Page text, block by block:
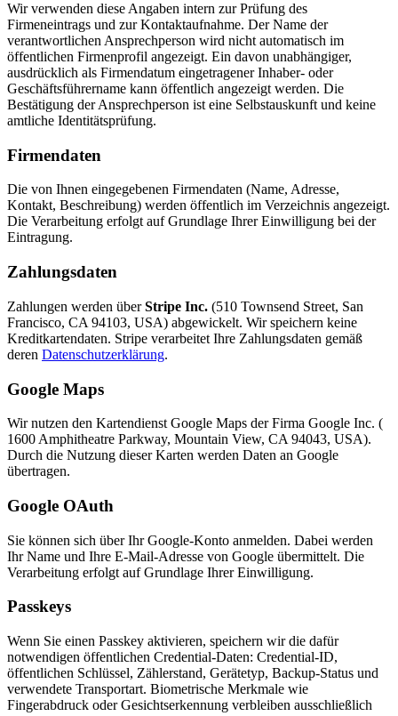
Wir verwenden diese Angaben intern zur Prüfung des
Firmeneintrags und zur Kontaktaufnahme. Der Name der
verantwortlichen Ansprechperson wird nicht automatisch im
öffentlichen Firmenprofil angezeigt. Ein davon unabhängiger,
ausdrücklich als Firmendatum eingetragener Inhaber- oder
Geschäftsführername kann öffentlich angezeigt werden. Die
Bestätigung der Ansprechperson ist eine Selbstauskunft und keine
amtliche Identitätsprüfung.
Firmendaten
Die von Ihnen eingegebenen Firmendaten (Name, Adresse,
Kontakt, Beschreibung) werden öffentlich im Verzeichnis angezeigt.
Die Verarbeitung erfolgt auf Grundlage Ihrer Einwilligung bei der
Eintragung.
Zahlungsdaten
Zahlungen werden überStripe Inc. (510 Townsend Street, San
Francisco, CA 94103, USA) abgewickelt. Wir speichern keine
Kreditkartendaten. Stripe verarbeitet Ihre Zahlungsdaten gemäß
deren Datenschutzerklärung.
Google Maps
Wir nutzen den Kartendienst Google Maps der Firma Google Inc. (
1600 Amphitheatre Parkway, Mountain View, CA 94043, USA).
Durch die Nutzung dieser Karten werden Daten an Google
übertragen.
Google OAuth
Sie können sich über Ihr Google-Konto anmelden. Dabei werden
Ihr Name und Ihre E-Mail-Adresse von Google übermittelt. Die
Verarbeitung erfolgt auf Grundlage Ihrer Einwilligung.
Passkeys
Wenn Sie einen Passkey aktivieren, speichern wir die dafür
notwendigen öffentlichen Credential-Daten: Credential-ID,
öffentlichen Schlüssel, Zählerstand, Gerätetyp, Backup-Status und
verwendete Transportart. Biometrische Merkmale wie
Fingerabdruck oder Gesichtserkennung verbleiben ausschließlich